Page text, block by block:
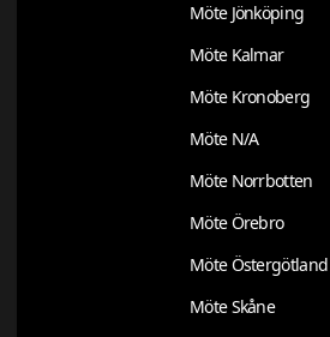
Möte Jönköping
Möte Kalmar
Möte Kronoberg
Möte N/A
Möte Norrbotten
Möte Örebro
Möte Östergötland
Möte Skåne